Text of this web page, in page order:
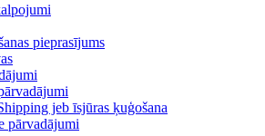
pieprasījums
jeb īsjūras ķuģošana
pārvadājumi